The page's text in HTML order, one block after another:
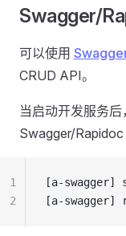
Swagger/
可以使用
CRUD API。
当启动开发服务
Swagger/Rapidoc
[a-swagger]
[a-
1
2